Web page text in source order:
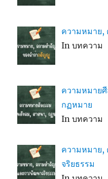
ความหมาย
In บทความ
ความหมาย
กฏหมาย
In บทความ
ความหมาย,
จริยธรรม